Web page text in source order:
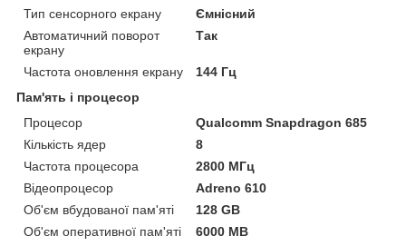
Тип сенсорного екрану
Ємнісний
Автоматичний поворот
екрану
Так
Частота оновлення екрану
144 Гц
Пам'ять і процесор
Процесор
Qualcomm Snapdragon 685
Кількість ядер
8
Частота процесора
2800 МГц
Відеопроцесор
Adreno 610
Об'єм вбудованої пам'яті
128 GB
Об'єм оперативної пам'яті
6000 MB